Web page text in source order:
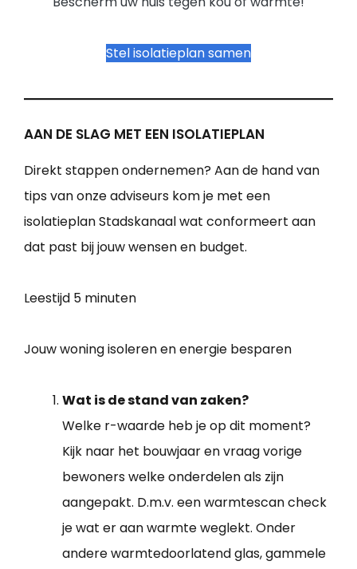
Stel isolatieplan samen
AAN DE SLAG MET EEN ISOLATIEPLAN
Direkt stappen ondernemen? Aan de hand van
tips van onze adviseurs kom je met een
isolatieplan Stadskanaal wat conformeert aan
dat past bij jouw wensen en budget.
Leestijd 5 minuten
Jouw woning isoleren en energie besparen
Wat is de stand van zaken?
Welke r-waarde heb je op dit moment?
Kijk naar het bouwjaar en vraag vorige
bewoners welke onderdelen als zijn
aangepakt. D.m.v. een warmtescan check
je wat er aan warmte weglekt. Onder
andere warmtedoorlatend glas, gammele